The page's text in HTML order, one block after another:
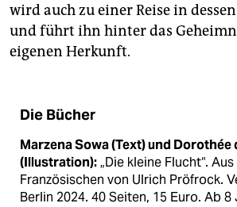
wird auch zu einer Reise in
und führt ihn hinter das
eigenen Herkunft.
Die Bücher
Marzena Sowa (Text) und Dorothée
(Illustration):„Die kleine Flucht“.
Französischen von Ulrich Pröfrock.
Berlin 2024. 40 Seiten, 15 Euro. Ab 8